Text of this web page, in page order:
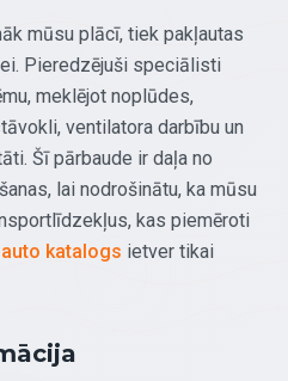
mūsu plācī, tiek pakļautas
Pieredzējuši speciālisti
meklējot noplūdes,
ventilatora darbību un
Šī pārbaude ir daļa no
lai nodrošinātu, ka mūsu
kas piemēroti
auto katalogs ietver tikai